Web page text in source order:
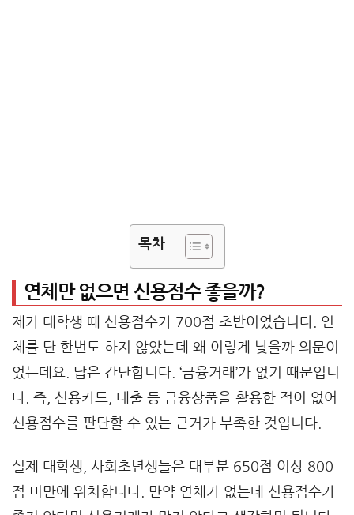
목차
연체만 없으면 신용점수 좋을까?
제가 대학생 때 신용점수가 700점 초반이었습니다. 연
체를 단 한번도 하지 않았는데 왜 이렇게 낮을까 의문이
었는데요. 답은 간단합니다. ‘금융거래’가 없기 때문입니
다. 즉, 신용카드, 대출 등 금융상품을 활용한 적이 없어
신용점수를 판단할 수 있는 근거가 부족한 것입니다.
실제 대학생, 사회초년생들은 대부분 650점 이상 800
점 미만에 위치합니다. 만약 연체가 없는데 신용점수가